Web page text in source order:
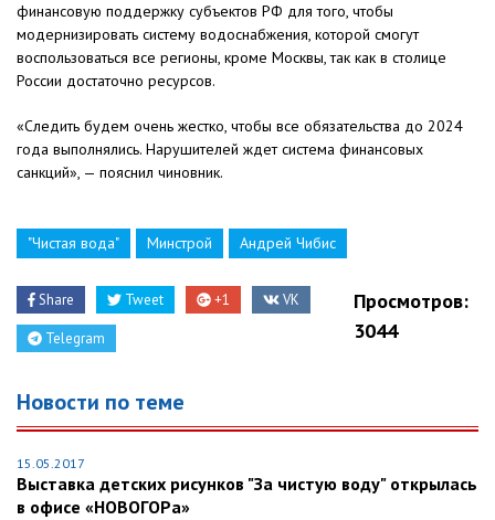
финансовую поддержку субъектов РФ для того, чтобы
модернизировать систему водоснабжения, которой смогут
воспользоваться все регионы, кроме Москвы, так как в столице
России достаточно ресурсов.
«Следить будем очень жестко, чтобы все обязательства до 2024
года выполнялись. Нарушителей ждет система финансовых
санкций», — пояснил чиновник.
"Чистая вода" Минстрой Андрей Чибис
Share Tweet +1 VK
Telegram
Просмотров:
3044
Новости по теме
15.05.2017
Выставка детских рисунков "За чистую воду" открылась
в офисе «НОВОГОРа»